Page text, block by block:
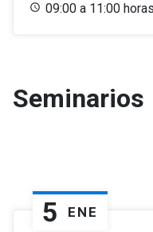
09:00 a 11:00 horas
Seminarios
5 ENE